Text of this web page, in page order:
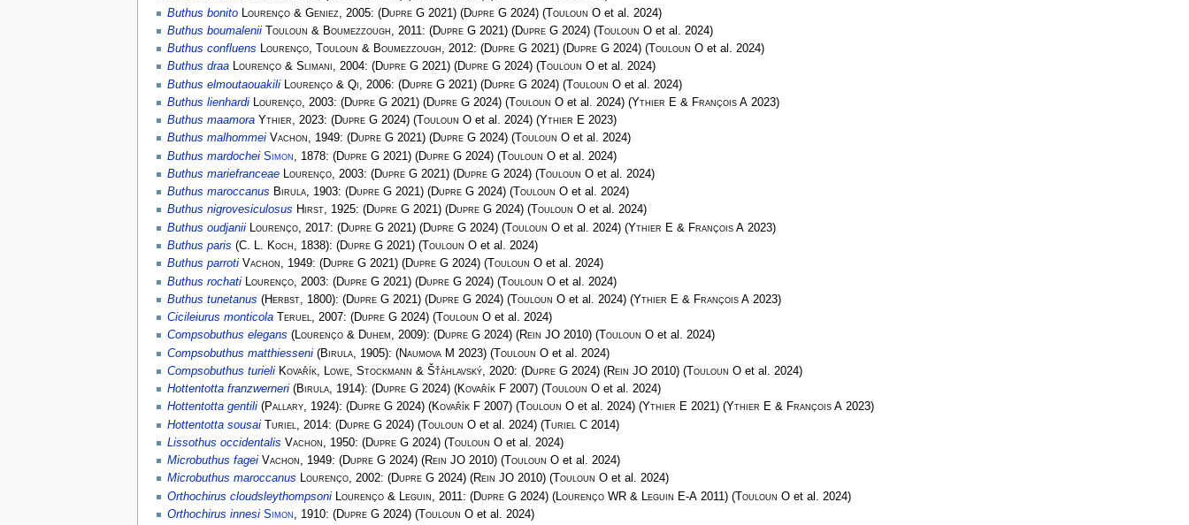
Buthus bonito
Lourenço & Geniez , 2005: (Dupre G2021) (Dupre G2024) (Touloun Oet al. 2024)
Buthus boumalenii Touloun & Boumezzough , 2011: (Dupre G2021) (Dupre G2024) (Touloun Oet al. 2024)
Buthus confluens Lourenço, Touloun & Boumezzough, 2012: (Dupre G2021) (Dupre G2024) (Touloun Oet al. 2024)
Buthus draa Lourenço & Slimani, 2004: (Dupre G2021) (Dupre G2024) (Touloun Oet al. 2024)
Buthus elmoutaouakili
Lourenço & Qi , 2006: (Dupre G2021) (Dupre G2024) (Touloun Oet al. 2024)
Buthus lienhardi Lourenço, 2003: (Dupre G2021) (Dupre G2024) (Touloun Oet al. 2024) (Ythier E & François A2023)
Buthus maamora Ythier, 2023: (Dupre G2024) (Touloun Oet al. 2024) (Ythier E2023)
Buthus malhommei Vachon, 1949: (Dupre G2021) (Dupre G2024) (Touloun Oet al. 2024)
Buthus mardochei Simon , 1878: (Dupre G2021) (Dupre G2024) (Touloun Oet al. 2024)
Buthus mariefranceae Lourenço, 2003: (Dupre G2021) (Dupre G2024) (Touloun Oet al. 2024)
Buthus maroccanus Birula, 1903: (Dupre G2021) (Dupre G2024) (Touloun Oet al. 2024)
Buthus nigrovesiculosus Hirst, 1925: (Dupre G2021) (Dupre G2024) (Touloun Oet al. 2024)
Buthus oudjanii
Lourenço, 2017: (Dupre G2021) (Dupre G2024) (Touloun Oet al. 2024) (Ythier E & François A2023)
Buthus paris (C. L. Koch, 1838): (Dupre G2021) (Touloun Oet al. 2024)
Buthus parroti Vachon, 1949: (Dupre G2021) (Dupre G2024) (Touloun Oet al. 2024)
Buthus rochati
Lourenço, 2003: (Dupre G2021) (Dupre G2024) (Touloun Oet al. 2024)
Buthus tunetanus (Herbst, 1800): (Dupre G2021) (Dupre G2024) (Touloun Oet al. 2024) (Ythier E & François A2023)
Cicileiurus monticola
Teruel, 2007: (Dupre G2024) (Touloun Oet al. 2024)
Compsobuthus elegans (Lourenço & Duhem, 2009): (Dupre G2024) (Rein JO2010) (Touloun Oet al. 2024)
Compsobuthus matthiesseni(Birula, 1905): (Naumova M 2023) (Touloun Oet al. 2024)
Compsobuthus turieli Kovařík, Lowe, Stockmann & Šťáhlavský, 2020: (Dupre G2024) (Rein JO2010) (Touloun Oet al. 2024)
Hottentotta franzwerneri(Birula, 1914): (Dupre G2024) (Kovařík F2007) (Touloun Oet al. 2024)
Hottentotta gentili(Pallary, 1924): (Dupre G2024) (Kovařík F2007) (Touloun Oet al. 2024) (Ythier E2021) (Ythier E & François A2023)
Hottentotta sousai Turiel , 2014: (Dupre G2024) (Touloun Oet al. 2024) (Turiel C2014)
Lissothus occidentalis Vachon, 1950: (Dupre G2024) (Touloun Oet al. 2024)
Microbuthus fagei Vachon, 1949: (Dupre G2024) (Rein JO2010) (Touloun Oet al. 2024)
Microbuthus maroccanus Lourenço, 2002: (Dupre G2024) (Rein JO2010) (Touloun Oet al. 2024)
Orthochirus cloudsleythompsoni
Lourenço & Leguin , 2011: (Dupre G2024) (Lourenço WR & Leguin E-A2011) (Touloun Oet al. 2024)
Orthochirus innesi Simon, 1910: (Dupre G2024) (Touloun Oet al. 2024)